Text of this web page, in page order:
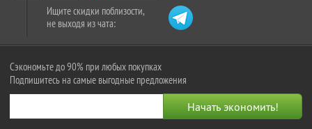
Ищите скидки поблизости,
не выходя из чата:
Сэкономьте до 90% при любых покупках
Подпишитесь на самые выгодные предложения